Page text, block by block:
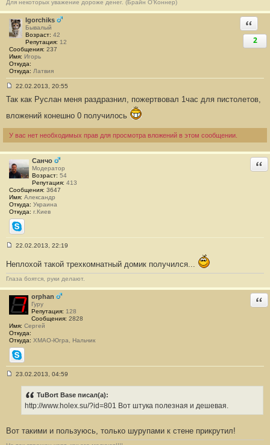
щ
е
н
и
е
#
4
Для некоторых уважение дороже денег. (Брайн О’Коннер)
Igorchiks
Бывалый
Возраст: 42
Репутация: 12
Сообщения: 237
Имя: Игорь
Откуда:
Откуда: Латвия
2
о
б
щ
е
н
и
5
22.02.2013, 20:55
Так как Руслан меня раздразнил, пожертвовал 1час для пистолетов,
вложений конешно 0 получилось
У вас нет необходимых прав для просмотра вложений в этом сообщении.
Санчо
Модератор
Возраст: 54
Репутация: 413
Сообщения: 3647
Имя: Александр
Откуда: Украина
Откуда: г.Киев
Skype
о
б
щ
е
н
и
е
#
6
22.02.2013, 22:19
Неплохой такой трехкомнатный домик получился...
Глаза боятся, руки делают.
orphan
Гуру
Репутация: 128
Сообщения: 2828
Имя: Сергей
Откуда:
Откуда: ХМАО-Югра, Нальчик
Skype
и
23.02.2013, 04:59
TuBort Base писал(а):
http://www.holex.su/?id=801 Вот штука полезная и дешевая.
Вот такими и пользуюсь, только шурупами к стене прикрутил!